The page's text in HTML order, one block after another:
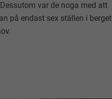
var de noga med att
på endast sex ställen i berget